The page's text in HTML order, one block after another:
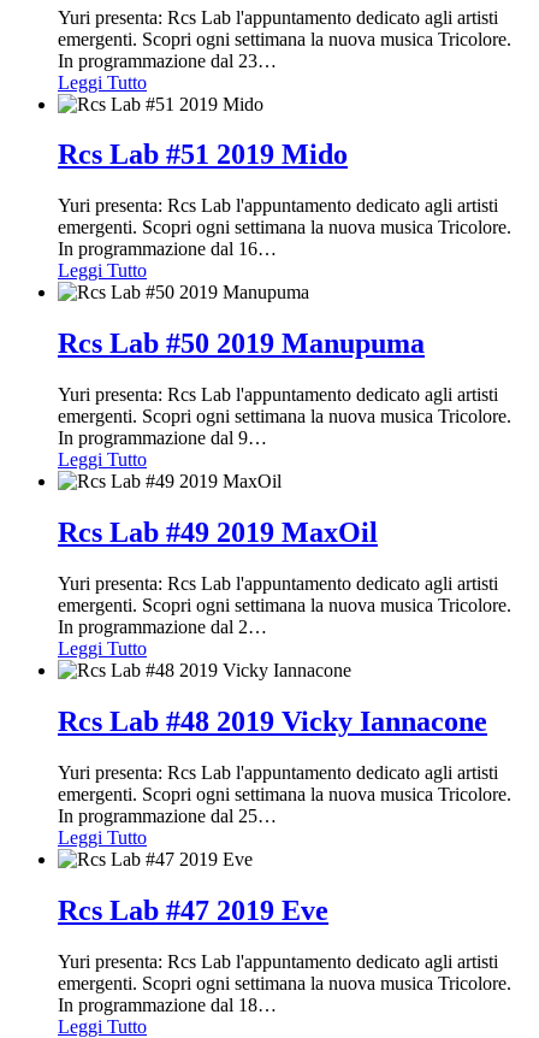
Yuri presenta: Rcs Lab l'appuntamento dedicato agli artisti
emergenti. Scopri ogni settimana la nuova musica Tricolore.
In programmazione dal 23…
Leggi Tutto
Rcs Lab #51 2019 Mido
Yuri presenta: Rcs Lab l'appuntamento dedicato agli artisti
emergenti. Scopri ogni settimana la nuova musica Tricolore.
In programmazione dal 16…
Leggi Tutto
Rcs Lab #50 2019 Manupuma
Yuri presenta: Rcs Lab l'appuntamento dedicato agli artisti
emergenti. Scopri ogni settimana la nuova musica Tricolore.
In programmazione dal 9…
Leggi Tutto
Rcs Lab #49 2019 MaxOil
Yuri presenta: Rcs Lab l'appuntamento dedicato agli artisti
emergenti. Scopri ogni settimana la nuova musica Tricolore.
In programmazione dal 2…
Leggi Tutto
Rcs Lab #48 2019 Vicky Iannacone
Yuri presenta: Rcs Lab l'appuntamento dedicato agli artisti
emergenti. Scopri ogni settimana la nuova musica Tricolore.
In programmazione dal 25…
Leggi Tutto
Rcs Lab #47 2019 Eve
Yuri presenta: Rcs Lab l'appuntamento dedicato agli artisti
emergenti. Scopri ogni settimana la nuova musica Tricolore.
In programmazione dal 18…
Leggi Tutto